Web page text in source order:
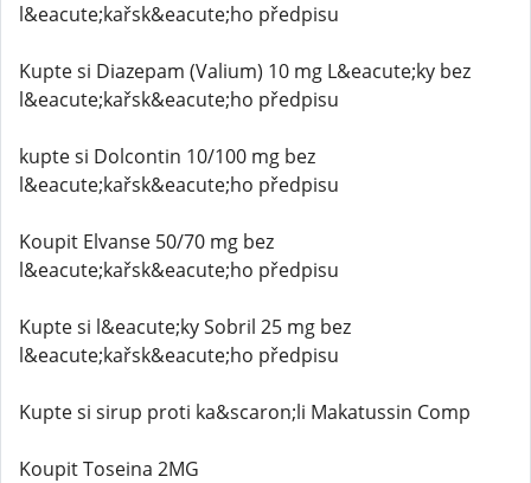
l&eacute;kařsk&eacute;ho předpisu
Kupte si Diazepam (Valium) 10 mg L&eacute;ky bez
l&eacute;kařsk&eacute;ho předpisu
kupte si Dolcontin 10/100 mg bez
l&eacute;kařsk&eacute;ho předpisu
Koupit Elvanse 50/70 mg bez
l&eacute;kařsk&eacute;ho předpisu
Kupte si l&eacute;ky Sobril 25 mg bez
l&eacute;kařsk&eacute;ho předpisu
Kupte si sirup proti ka&scaron;li Makatussin Comp
Koupit Toseina 2MG